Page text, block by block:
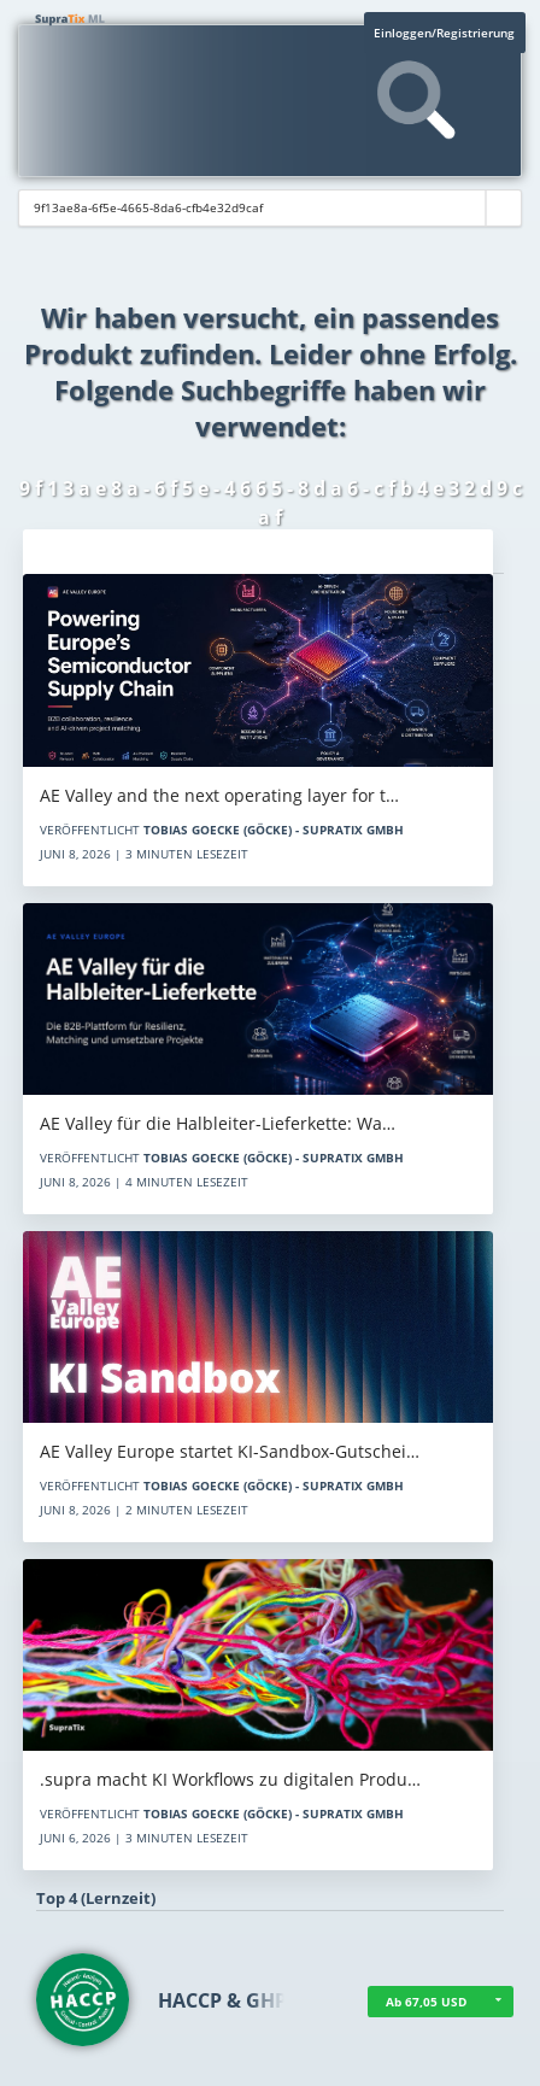
Einloggen/Registrierung
Wir haben versucht, ein passendes
Produkt zufinden. Leider ohne Erfolg.
Folgende Suchbegriffe haben wir
verwendet:
9 f 1 3 a e 8 a - 6 f 5 e - 4 6 6 5 - 8 d a 6 - c f b 4 e 3 2 d 9 c
a f
AE Valley and the next operating layer for t…
VERÖFFENTLICHT TOBIAS GOECKE (GÖCKE) - SUPRATIX GMBH
JUNI 8, 2026 | 3 MINUTEN LESEZEIT
AE Valley für die Halbleiter-Lieferkette: Wa…
VERÖFFENTLICHT TOBIAS GOECKE (GÖCKE) - SUPRATIX GMBH
JUNI 8, 2026 | 4 MINUTEN LESEZEIT
AE Valley Europe startet KI-Sandbox-Gutschei…
VERÖFFENTLICHT TOBIAS GOECKE (GÖCKE) - SUPRATIX GMBH
JUNI 8, 2026 | 2 MINUTEN LESEZEIT
.supra macht KI Workflows zu digitalen Produ…
VERÖFFENTLICHT TOBIAS GOECKE (GÖCKE) - SUPRATIX GMBH
JUNI 6, 2026 | 3 MINUTEN LESEZEIT
Top 4 (Lernzeit)
HACCP & GHP Ab 67,05 USD